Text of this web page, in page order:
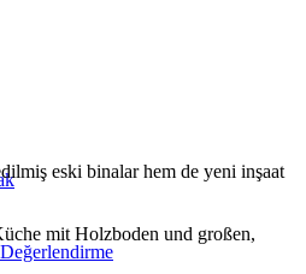
eski binalar hem de yeni inşaat